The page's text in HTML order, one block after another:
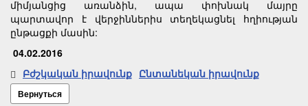
միմյանցից առանձին, ապա փոխնակ մայրը
պարտավոր է վերջիններիս տեղեկացնել հղիության
ընթացքի մասին:
04.02.2016
Բժշկական իրավունք Ընտանեկան իրավունք
Вернуться